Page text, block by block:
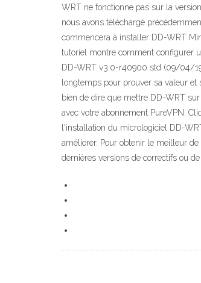
WRT ne fonctionne pas sur la
nous avons téléchargé
commencera à installer DD-WRT
tutoriel montre comment configurer
DD-WRT v3.0-r40900 std (09/04/
longtemps pour prouver sa valeur
bien de dire que mettre DD-WRT
avec votre abonnement PureVPN.
l'installation du micrologiciel DD-
améliorer. Pour obtenir le meilleur
dernières versions de correctifs ou